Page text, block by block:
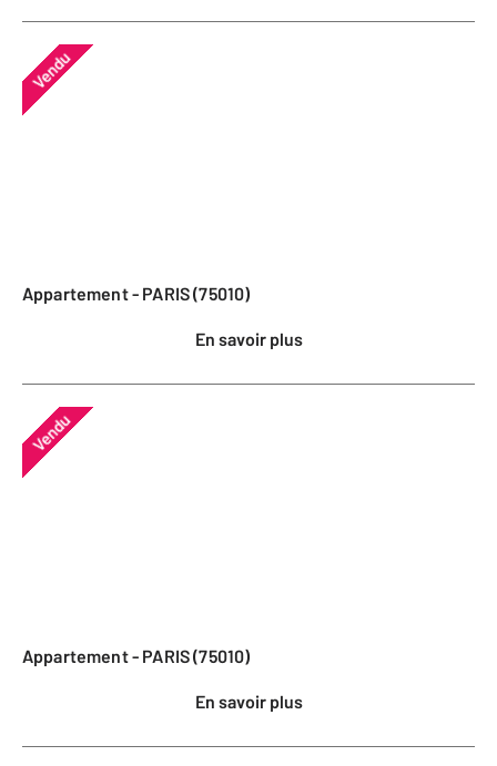
Vendu
Appartement - PARIS (75010)
En savoir plus
Vendu
Appartement - PARIS (75010)
En savoir plus